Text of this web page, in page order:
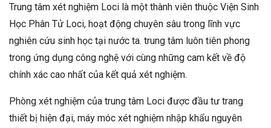
Trung tâm xét nghiệm Loci là một thành viên thuộc Viện Sinh
Học Phân Tử Loci, hoạt động chuyên sâu trong lĩnh vực
nghiên cứu sinh học tại nước ta. trung tâm luôn tiên phong
trong ứng dụng công nghệ với cùng những cam kết về độ
chính xác cao nhất của kết quả xét nghiệm.
Phòng xét nghiệm của trung tâm Loci được đầu tư trang
thiết bị hiện đại, máy móc xét nghiệm nhập khẩu nguyên